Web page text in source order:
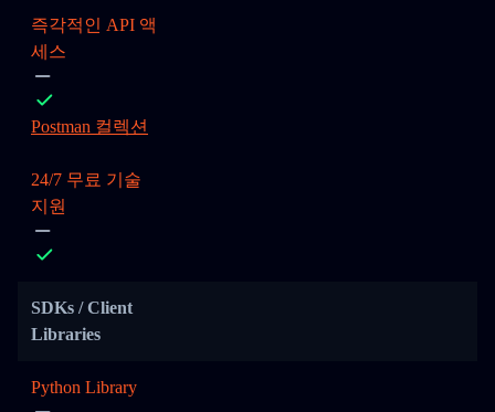
즉각적인 API 액
세스
Postman 컬렉션
24/7 무료 기술
지원
SDKs / Client
Libraries
Python Library